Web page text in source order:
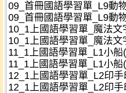
09_首冊國語學習單_L9動
09_首冊國語學習單_L9動
10_1上國語學習單_魔法
10_1上國語學習單_魔法
11_1上國語學習單_L1小
11_1上國語學習單_L1小
12_1上國語學習單_L2印
12_1上國語學習單_L2印